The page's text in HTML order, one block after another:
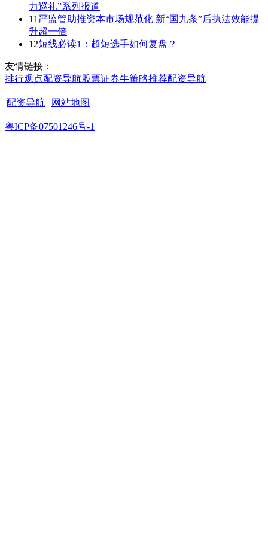
力巡礼”系列报道
11 严监管助推资本市场规范化 新“国九条”后执法效能提
升超一倍
12短线必读1：超短选手如何复盘？
友情链接：
排行观点配资导航股票证券牛策略推荐配资导航
配资导航 | 网站地图
粤ICP备07501246号-1